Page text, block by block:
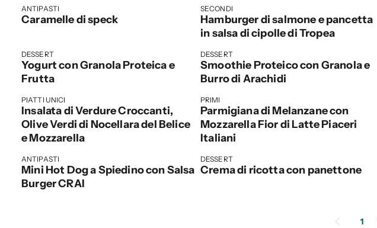
ANTIPASTI
Caramelle di speck
SECONDI
Hamburger di salmone e pancetta
in salsa di cipolle di Tropea
DESSERT
Yogurt con Granola Proteica e
Frutta
DESSERT
Smoothie Proteico con Granola e
Burro di Arachidi
PIATTI UNICI
Insalata di Verdure Croccanti,
Olive Verdi di Nocellara del Belice
e Mozzarella
PRIMI
Parmigiana di Melanzane con
Mozzarella Fior di Latte Piaceri
Italiani
ANTIPASTI
Mini Hot Dog a Spiedino con Salsa
Burger CRAI
DESSERT
Crema di ricotta con panettone
1